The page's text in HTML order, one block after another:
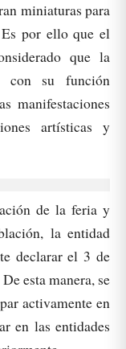
miniaturas para
por ello que el
que la
con su función
manifestaciones
artísticas y
de la feria y
la entidad
declarar el 3 de
esta manera, se
activamente en
en las entidades